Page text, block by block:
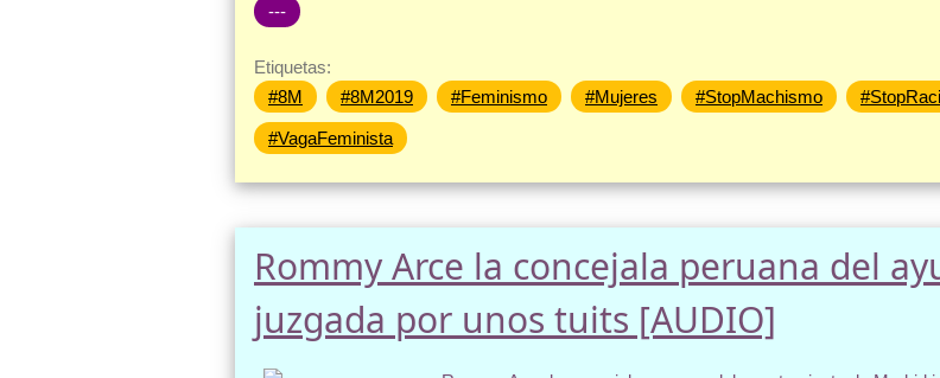
---
Etiquetas:
#8M
#8M2019 #Feminismo #Mujeres #StopMachismo
#VagaFeminista
Rommy Arce la concejala peruana del
juzgada por unos tuits [AUDIO]